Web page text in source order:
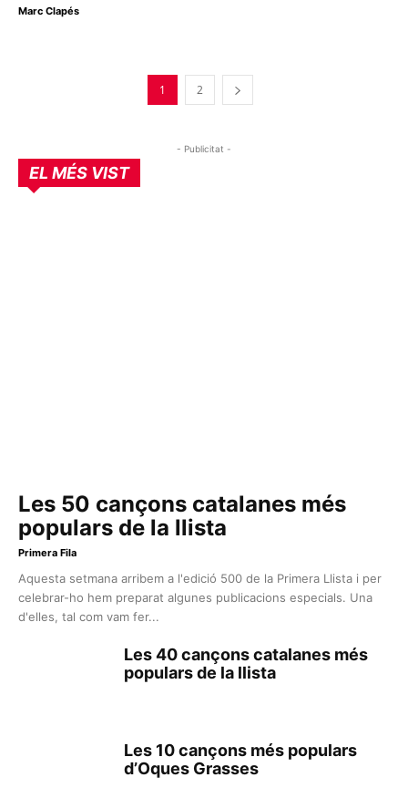
Marc Clapés
1 2
- Publicitat -
EL MÉS VIST
Les 50 cançons catalanes més
populars de la llista
Primera Fila
Aquesta setmana arribem a l'edició 500 de la Primera Llista i per
celebrar-ho hem preparat algunes publicacions especials. Una
d'elles, tal com vam fer...
Les 40 cançons catalanes més
populars de la llista
Les 10 cançons més populars
d’Oques Grasses